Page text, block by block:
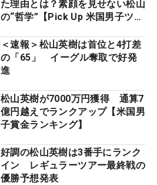
た理由とは？素顔を見せない松山
の“哲学”【Pick Up 米国男子ツア
＜速報＞松山英樹は首位と4打差
の「65」 イーグル奪取で好発
進
松山英樹が7000万円獲得 通算7
億円越えでランクアップ【米国男
子賞金ランキング】
好調の松山英樹は3番手にランク
イン レギュラーツアー最終戦の
優勝予想発表